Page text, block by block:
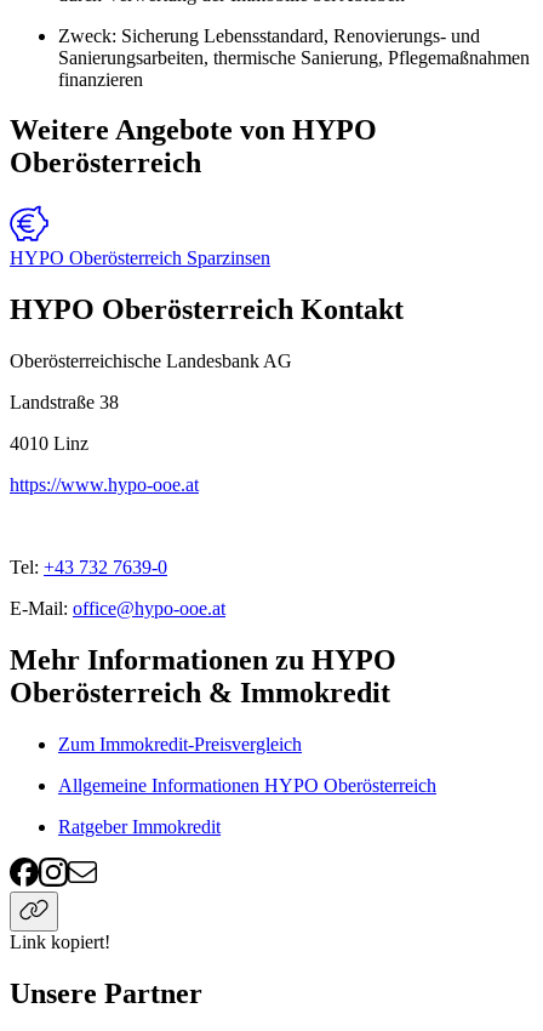
Zweck: Sicherung Lebensstandard, Renovierungs- und
Sanierungsarbeiten, thermische Sanierung, Pflegemaßnahmen
finanzieren
Weitere Angebote von HYPO
Oberösterreich
HYPO Oberösterreich Sparzinsen
HYPO Oberösterreich Kontakt
Oberösterreichische Landesbank AG
Landstraße 38
4010 Linz
https://www.hypo-ooe.at
Tel: +43 732 7639-0
E-Mail: office@hypo-ooe.at
Mehr Informationen zu HYPO
Oberösterreich & Immokredit
Zum Immokredit-Preisvergleich
Allgemeine Informationen HYPO Oberösterreich
Ratgeber Immokredit
Link kopiert!
Unsere Partner